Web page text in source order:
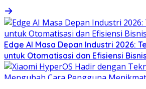
Edge AI Masa Depan Industri 2026:
untuk Otomatisasi dan Efisiensi Bisnis